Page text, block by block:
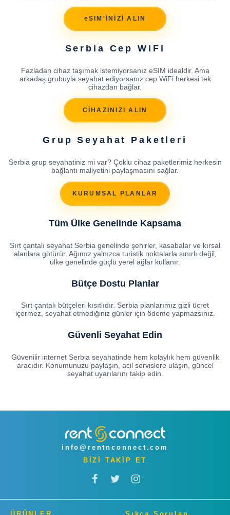
eSIM'İNİZİ ALIN
Serbia Cep WiFi
Fazladan cihaz taşımak istemiyorsanız eSIM idealdir. Ama
arkadaş grubuyla seyahat ediyorsanız cep WiFi herkesi tek
cihazdan bağlar.
CİHAZINIZI ALIN
Grup Seyahat Paketleri
Serbia grup seyahatiniz mi var? Çoklu cihaz paketlerimiz herkesin
bağlantı maliyetini paylaşmasını sağlar.
KURUMSAL PLANLAR
Tüm Ülke Genelinde Kapsama
Sırt çantalı seyahat Serbia genelinde şehirler, kasabalar ve kırsal
alanlara götürür. Ağımız yalnızca turistik noktalarla sınırlı değil,
ülke genelinde güçlü yerel ağlar kullanır.
Bütçe Dostu Planlar
Sırt çantalı bütçeleri kısıtlıdır. Serbia planlarımız gizli ücret
içermez, seyahat etmediğiniz günler için ödeme yapmazsınız.
Güvenli Seyahat Edin
Güvenilir internet Serbia seyahatinde hem kolaylık hem güvenlik
aracıdır. Konumunuzu paylaşın, acil servislere ulaşın, güncel
seyahat uyarılarını takip edin.
info@rentnconnect.com
BİZİ TAKİP ET